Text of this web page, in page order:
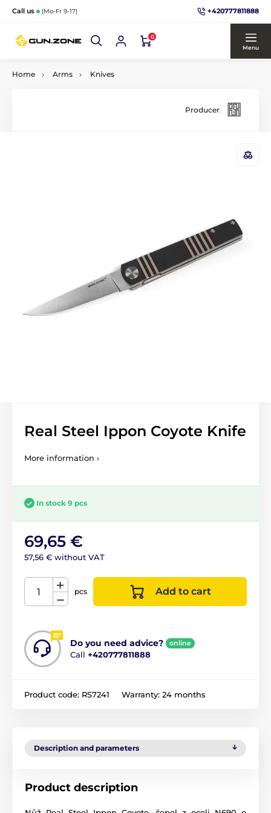
Call us (Mo-Fr 9-17) +420777811888
0
Menu
Home Arms Knives
Producer
Real Steel Ippon Coyote Knife
More information ›
In stock 9 pcs
69,65 €
57,56 € without VAT
pcs Add to cart
Do you need advice? online
Call +420777811888
Product code: RS7241 Warranty: 24 months
Description and parameters
Product description